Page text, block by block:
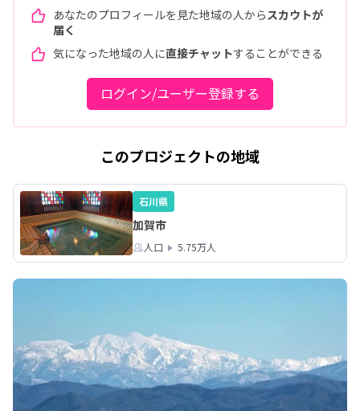
あなたのプロフィールを見た地域の人から スカウトが
届く
気になった地域の人に直接チャットすることができる
ログイン/ユーザー登録する
このプロジェクトの地域
石川県
加賀市
人口 5.75万人